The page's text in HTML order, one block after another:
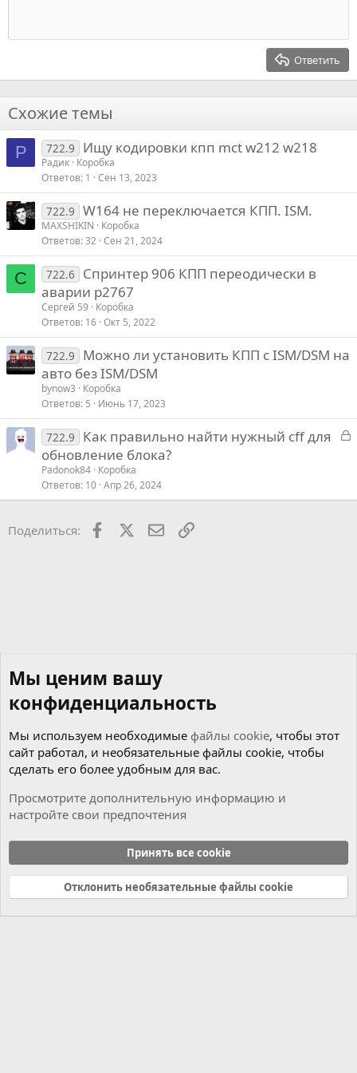
22
26
Times New Roman
Verdana
Заголовок 2
Ответить
Схожие темы
Р 722.9 Ищу кодировки кпп mct w212 w218
Радик Коробка
Ответов 1 Сен 13, 2023
722.9 W164 не переключается КПП. ISM.
MAXSHIKIN
Коробка
Ответов 32 Сен 21, 2024
С 722.6
Спринтер 906 КПП переодически в
аварии p2767
Сергей 59
Коробка
Ответов 16 Окт 5, 2022
722.9
Можно ли установить КПП с ISM/DSM на
авто без ISM/DSM
bynow3
Коробка
Ответов 5 Июнь 17, 2023
З
722.9
Как правильно найти нужный cff для
обновление блока?
Padonok84 Коробка
Ответов 10 Апр 26, 2024
Поделиться: Facebook ПочтаСсылкой
Cookies
Russian (RU)
Связь с нами
Условия и правила
Политика конфиденциальности
Справка Главная
R
Мы ценим вашу
конфиденциальность
Мы используем необходимые файлы cookie, чтобы этот
сайт работал, и необязательные файлы cookie, чтобы
сделать его более удобным для вас.
Просмотрите дополнительную информацию и
настройте свои предпочтения
Принять все cookie
Отклонить необязательные файлы cookie